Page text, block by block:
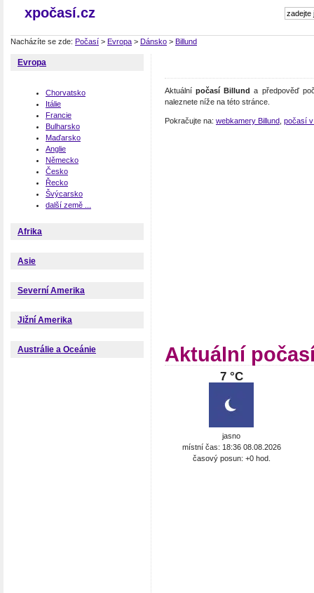
xpočasí.cz
Nacházíte se zde: Počasí > Evropa > Dánsko > Billund
Evropa
Chorvatsko
Itálie
Francie
Bulharsko
Maďarsko
Anglie
Německo
Česko
Řecko
Švýcarsko
další země ...
Afrika
Asie
Severní Amerika
Jižní Amerika
Austrálie a Oceánie
Aktuálnípočasí Billund a předpověď
naleznete níže na této stránce.
Pokračujte na: webkamery Billund počasí
Aktuální
7 °C
jasno
místní čas: 18:36 08.08.2026
časový posun: +0 hod.